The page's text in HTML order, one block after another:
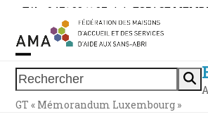
Skip
content
Tél. : 0471 38 11 37 | | ESPACE
Rechercher
Open
mobile
Close
mobile
GT « Mémorandum Luxembourg »